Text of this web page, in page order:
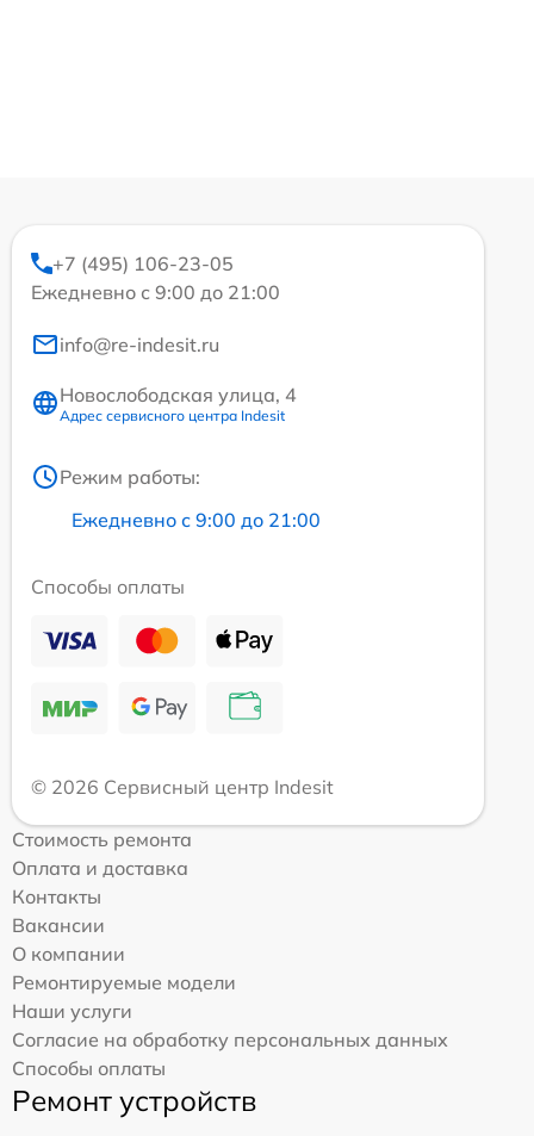
+7 (495) 106-23-05
Ежедневно с 9:00 до 21:00
info@re-indesit.ru
Новослободская улица, 4
Адрес сервисного центра Indesit
Режим работы:
Ежедневно с 9:00 до 21:00
Способы оплаты
© 2026 Сервисный центр Indesit
Стоимость ремонта
Оплата и доставка
Контакты
Вакансии
О компании
Ремонтируемые модели
Наши услуги
Согласие на обработку персональных данных
Способы оплаты
Ремонт устройств